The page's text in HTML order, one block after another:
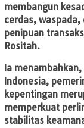
membangun
cerdas,
penipuan
Rositah.
Ia
Indonesia,
kepentingan
memperkuat
stabilitas